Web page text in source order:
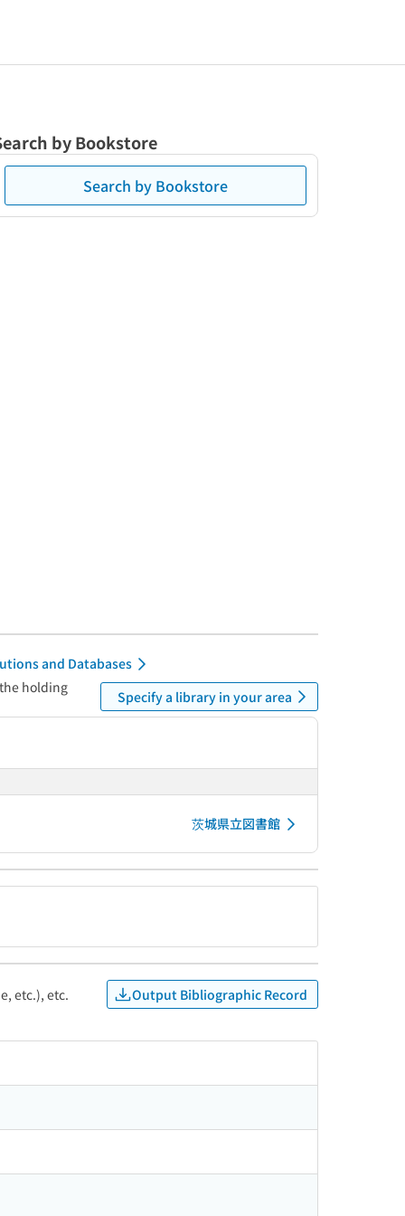
by Bookstore
Search by Bookstore
and Databases
holding
Specify a library in your area
茨城県立図書館
etc.), etc. Output Bibliographic Record